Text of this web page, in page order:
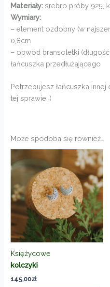
Materiały: srebro próby 925,
Wymiary:
– element ozdobny (w
0,8cm
– obwód bransoletki (długość
łańcuszka przedłużającego
Potrzebujesz łańcuszka
tej sprawie :)
Może spodoba się również…
Księżycowe
kolczyki
145,00zł